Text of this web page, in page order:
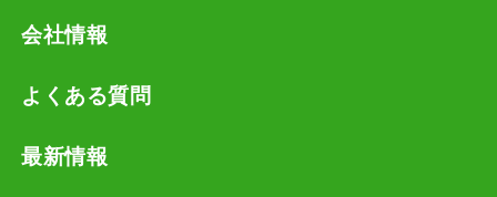
会社情報
よくある質問
最新情報